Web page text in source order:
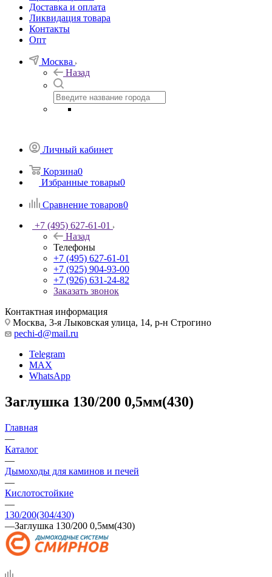
Доставка и оплата
Ликвидация товара
Контакты
Опт
Москва
Назад
Личный кабинет
Корзина0
Избранные товары0
Сравнение товаров0
+7 (495) 627-61-01
Назад
Телефоны
+7 (495) 627-61-01
+7 (925) 904-93-00
+7 (926) 631-24-82
Заказать звонок
Контактная информация
Москва, 3-я Лыковская улица, 14, р-н Строгино
pechi-d@mail.ru
Telegram
MAX
WhatsApp
Заглушка 130/200 0,5мм(430)
Главная
—
Каталог
—
Дымоходы для каминов и печей
—
Кислотостойкие
—
130/200(304/430)
—Заглушка 130/200 0,5мм(430)